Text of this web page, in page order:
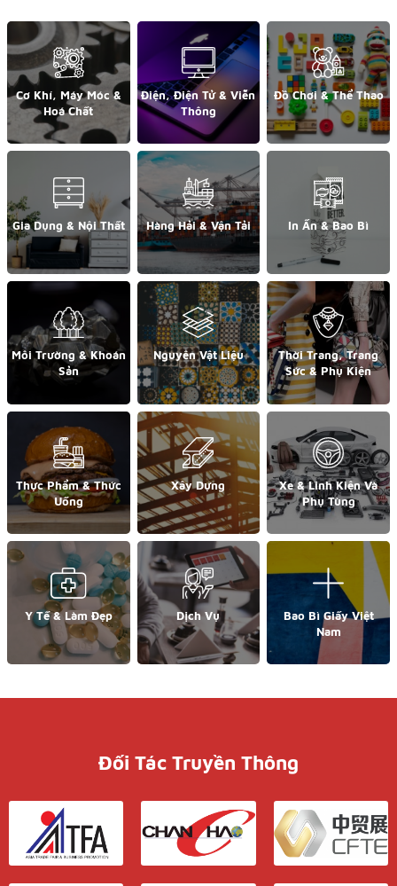
Cơ Khí, Máy Móc &
Hoá Chất
Điện, Điện Tử & Viễn
Thông
Đồ Chơi & Thể Thao
Gia Dụng & Nội Thất Hàng Hải & Vận Tải In Ấn & Bao Bì
Môi Trường & Khoán
Sản
Nguyên Vật Liệu
Thời Trang, Trang
Sức & Phụ Kiện
Thực Phẩm & Thức
Uống
Xây Dựng
Xe & Linh Kiện Và
Phụ Tùng
Y Tế & Làm Đẹp Dịch Vụ
Bao Bì Giấy Việt
Nam
Đối Tác Truyền Thông